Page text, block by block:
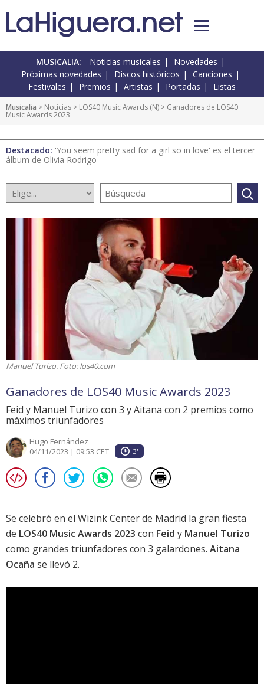
MUSICALIA: Noticias musicales
Novedades
Próximas novedades
Discos históricos
Canciones
Festivales
Premios Artistas Portadas Listas
Musicalia > Noticias > LOS40 Music Awards (N) > Ganadores de LOS40
Music Awards 2023
Destacado: 'You seem pretty sad for a girl so in love' es el tercer
álbum de Olivia Rodrigo
Manuel Turizo. Foto: los40.com
Ganadores de LOS40 Music Awards 2023
Feid y Manuel Turizo con 3 y Aitana con 2 premios como
máximos triunfadores
Hugo Fernández
04/11/2023 | 09:53 CET
3'
Se celebró en el Wizink Center de Madrid la gran fiesta
de LOS40 Music Awards 2023 con Feid y Manuel Turizo
como grandes triunfadores con 3 galardones. Aitana
Ocaña se llevó 2.